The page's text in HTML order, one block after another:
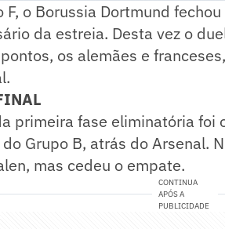
F, o Borussia Dortmund
da estreia. Desta vez o
os alemães e
primeira fase eliminatória foi
Grupo B, atrás do Arsenal.
mas cedeu o empate.
CONTINUA
APÓS A
PUBLICIDADE